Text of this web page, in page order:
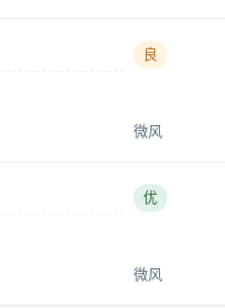
良
微风
优
微风